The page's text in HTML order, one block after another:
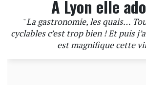
A Lyon elle
"La gastronomie, les quais…
cyclables c’est trop bien ! Et puis
est magnifique cette